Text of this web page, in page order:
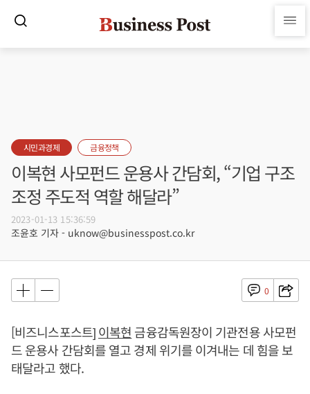
시민과경제 금융정책
이복현 사모펀드 운용사 간담회, “기업 구조
조정 주도적 역할 해달라”
2023-01-13 15:36:59
조윤호 기자 - uknow@businesspost.co.kr
0
[비즈니스포스트]이복현 금융감독원장이 기관전용 사모펀
드 운용사 간담회를 열고 경제 위기를 이겨내는 데 힘을 보
태달라고 했다.